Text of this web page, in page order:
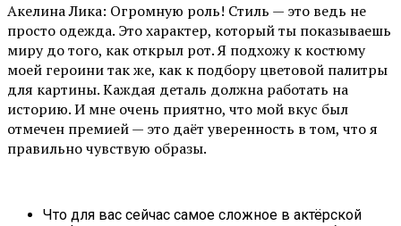
Акелина Лика: Огромную роль! Стиль — это ведь не
просто одежда. Это характер, который ты показываешь
миру до того, как открыл рот. Я подхожу к костюму
моей героини так же, как к подбору цветовой палитры
для картины. Каждая деталь должна работать на
историю. И мне очень приятно, что мой вкус был
отмечен премией — это даёт уверенность в том, что я
правильно чувствую образы.
Что для вас сейчас самое сложное в актёрской